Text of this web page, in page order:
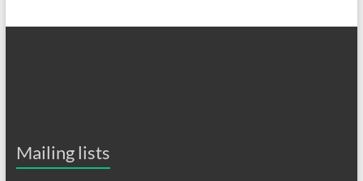
Mailing lists